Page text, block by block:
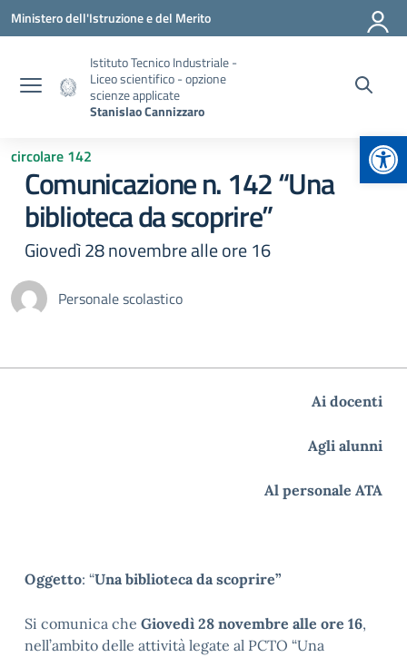
Vai ai contenuti
Vai al menu di navigazione
Vai al footer
Ministero dell'Istruzione e del Merito
Istituto Tecnico Industriale -
Liceo scientifico - opzione
scienze applicate
Stanislao Cannizzaro
circolare 142
Comunicazione n. 142 “Una
biblioteca da scoprire”
Giovedì 28 novembre alle ore 16
Personale scolastico
Ai docenti
Agli alunni
Al personale ATA
Oggetto: “Una biblioteca da scoprire”
Si comunica che Giovedì 28 novembre alle ore 16,
nell’ambito delle attività legate al PCTO “Una